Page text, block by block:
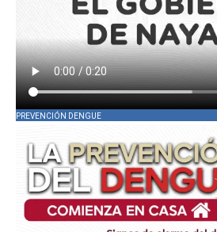
PREVENCIÓN DENGUE